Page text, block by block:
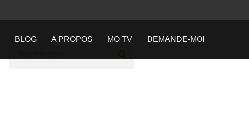
BLOG A PROPOS MO TV DEMANDE-MOI